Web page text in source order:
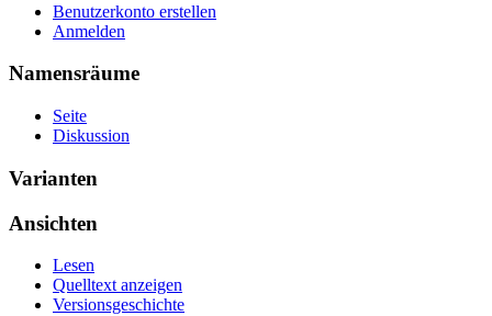
Benutzerkonto erstellen
Anmelden
Namensräume
Seite
Diskussion
Varianten
Ansichten
Lesen
Quelltext anzeigen
Versionsgeschichte